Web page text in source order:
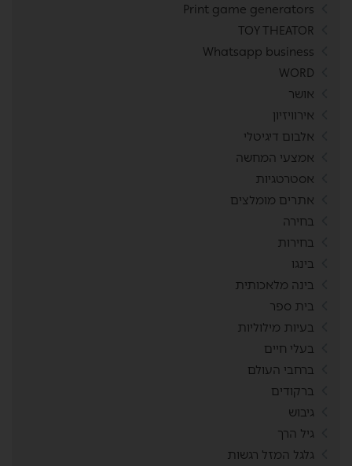
Print game generators
TOY THEATOR
Whatsapp business
WORD
אושר
אירוויזיון
אלבום דיגיטלי
אמצעי המחשה
אסטרטגיות
אתרים מומלצים
בחירה
בחירות
בינגו
בינה מלאכותית
בית ספר
בעיות מילוליות
בעלי חיים
ברחבי העולם
ברקודים
גיבוש
גיל הרך
גלגל המזל רגשות